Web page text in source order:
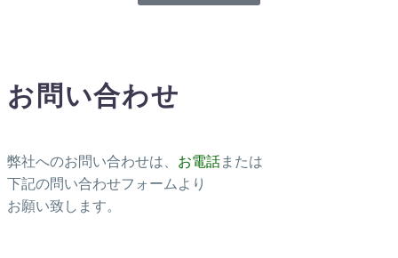
お問い合わせ
弊社へのお問い合わせは、 お電話または
下記の問い合わせフォームより
お願い致します。